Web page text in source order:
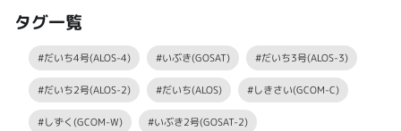
タグ一覧
#だいち4号(ALOS-4) #いぶき(GOSAT) #だいち3号(ALOS-3)
#だいち2号(ALOS-2) #だいち(ALOS) #しきさい(GCOM-C)
#しずく(GCOM-W) #いぶき2号(GOSAT-2)